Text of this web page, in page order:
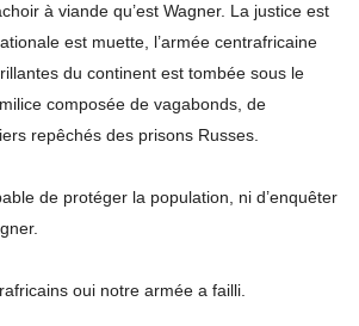
à viande qu’est Wagner. La justice est
est muette, l’armée centrafricaine
du continent est tombée sous le
composée de vagabonds, de
repêchés des prisons Russes.
de protéger la population, ni d’enquêter
oui notre armée a failli.